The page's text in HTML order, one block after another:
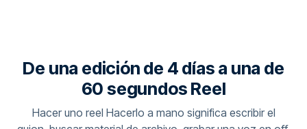
De una edición de 4 días a una de
60 segundos Reel
Hacer uno reel Hacerlo a mano significa escribir el